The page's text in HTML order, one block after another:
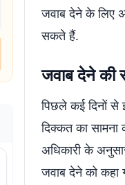
जवाब देने के लिए
सकते हैं.
जवाब देने की
पिछले कई दिनों से
दिक्कत का
अधिकारी के
जवाब देने को कहा